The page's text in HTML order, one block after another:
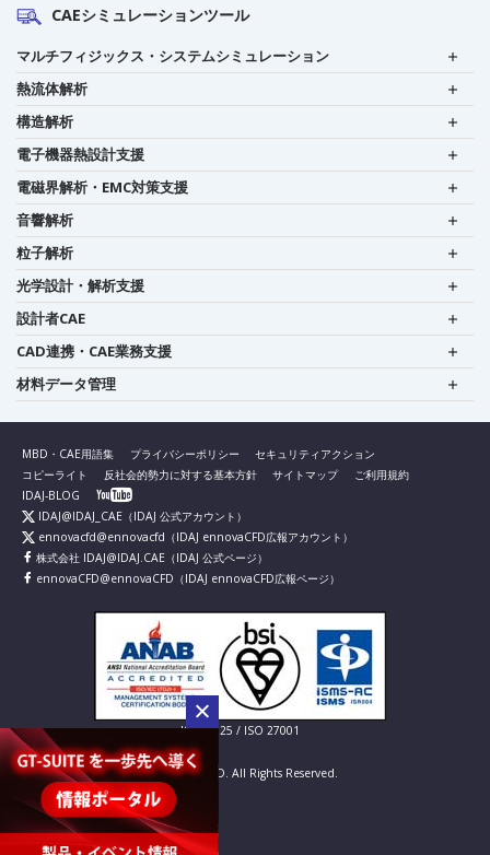
CAEシミュレーションツール
マルチフィジックス・システムシミュレーション
熱流体解析
構造解析
電子機器熱設計支援
電磁界解析・EMC対策支援
音響解析
粒子解析
光学設計・解析支援
設計者CAE
CAD連携・CAE業務支援
材料データ管理
MBD・CAE用語集 プライバシーポリシー
セキュリティアクション
コピーライト
反社会的勢力に対する基本方針 サイトマップ
ご利用規約
IDAJ-BLOG
IDAJ@IDAJ_CAE （IDAJ 公式アカウント）
ennovacfd@ennovacfd （IDAJ ennovaCFD広報アカウント）
株式会社 IDAJ@IDAJ.CAE （IDAJ 公式ページ）
ennovaCFD@ennovaCFD （IDAJ ennovaCFD広報ページ）
IS 826725 / ISO 27001
© IDAJ Co., LTD. All Rights Reserved.